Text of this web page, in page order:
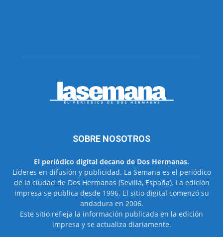
SOBRE NOSOTROS
El periódico digital decano de Dos Hermanas.
Líderes en difusión y publicidad. La Semana es el periódico
de la ciudad de Dos Hermanas (Sevilla, España). La edición
impresa se publica desde 1996. El sitio digital comenzó su
andadura en 2006.
Este sitio refleja la información publicada en la edición
impresa y se actualiza diariamente.